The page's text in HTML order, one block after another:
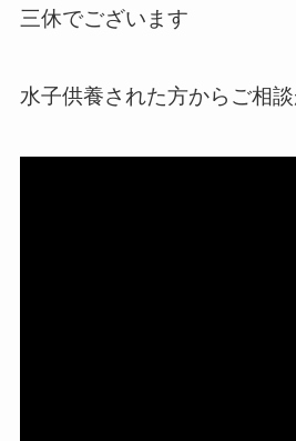
三休でございます
水子供養された方からご相